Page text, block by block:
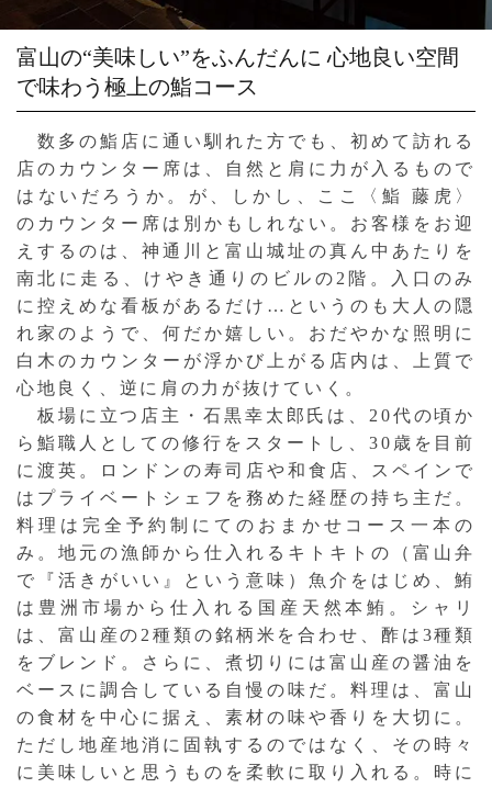
富山の“美味しい”をふんだんに 心地良い空間
で味わう極上の鮨コース
数多の鮨店に通い馴れた方でも、初めて訪れる
店のカウンター席は、自然と肩に力が入るもので
はないだろうか。が、しかし、ここ〈鮨 藤虎〉
のカウンター席は別かもしれない。お客様をお迎
えするのは、神通川と富山城址の真ん中あたりを
南北に走る、けやき通りのビルの2階。入口のみ
に控えめな看板があるだけ…というのも大人の隠
れ家のようで、何だか嬉しい。おだやかな照明に
白木のカウンターが浮かび上がる店内は、上質で
心地良く、逆に肩の力が抜けていく。
板場に立つ店主・石黒幸太郎氏は、20代の頃か
ら鮨職人としての修行をスタートし、30歳を目前
に渡英。ロンドンの寿司店や和食店、スペインで
はプライベートシェフを務めた経歴の持ち主だ。
料理は完全予約制にてのおまかせコース一本の
み。地元の漁師から仕入れるキトキトの（富山弁
で『活きがいい』という意味）魚介をはじめ、鮪
は豊洲市場から仕入れる国産天然本鮪。シャリ
は、富山産の2種類の銘柄米を合わせ、酢は3種類
をブレンド。さらに、煮切りには富山産の醤油を
ベースに調合している自慢の味だ。料理は、富山
の食材を中心に据え、素材の味や香りを大切に。
ただし地産地消に固執するのではなく、その時々
に美味しいと思うものを柔軟に取り入れる。時に